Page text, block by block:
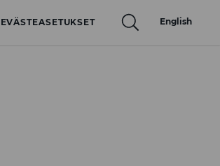
EVÄSTEASETUKSET English